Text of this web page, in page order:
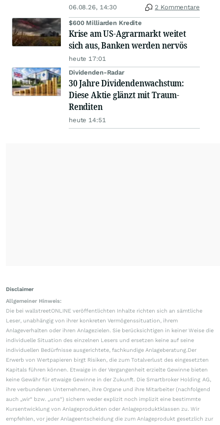
06.08.26, 14:30 2 Kommentare
$600 Milliarden Kredite
Krise am US-Agrarmarkt weitet
sich aus, Banken werden nervös
heute 17:01
Dividenden-Radar
30 Jahre Dividendenwachstum:
Diese Aktie glänzt mit Traum-
Renditen
heute 14:51
Disclaimer
Allgemeiner Hinweis:
Die bei wallstreetONLINE veröffentlichten Inhalte richten sich an sämtliche
Leser, unabhängig von ihrer konkreten Vermögenssituation, ihrem
Anlageverhalten oder ihren Anlagezielen. Sie berücksichtigen in keiner Weise die
individuelle Situation des einzelnen Lesers und ersetzen keine auf seine
individuellen Bedürfnisse ausgerichtete, fachkundige Anlageberatung.Der
Erwerb von Wertpapieren birgt Risiken, die zum Totalverlust des eingesetzten
Kapitals führen können. Etwaige in der Vergangenheit erzielte Gewinne bieten
keine Gewähr für etwaige Gewinne in der Zukunft. Die Smartbroker Holding AG,
ihre verbundenen Unternehmen, ihre Organe und ihre Mitarbeiter (nachfolgend
auch „wir“ bzw. „uns“) sichern weder explizit noch implizit eine bestimmte
Kursentwicklung von Anlageprodukten oder Anlageproduktklassen zu. Wir
empfehlen, vor jeder Anlageentscheidung die zum Anlageprodukt gesetzlich zur